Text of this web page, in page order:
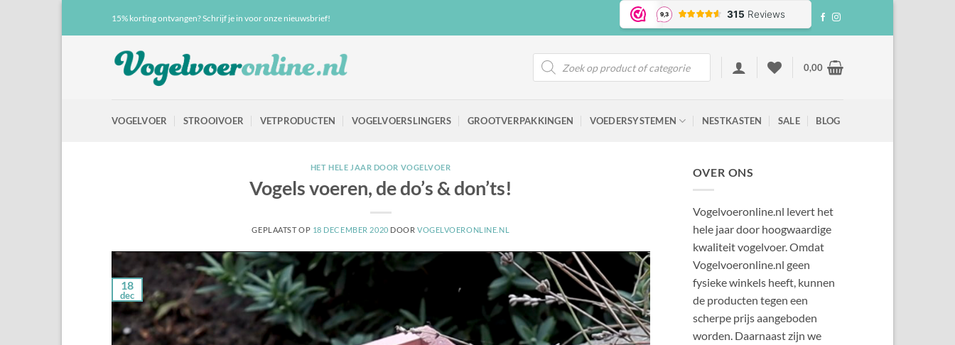
15% korting ontvangen? Schrijf je in voor onze nieuwsbrief!
Producten
zoeken
0,00
VOGELVOER STROOIVOER VETPRODUCTEN VOGELVOERSLINGERS GROOTVERPAKKINGEN VOEDERSYSTEMEN NESTKASTEN SALE BLOG
HET HELE JAAR DOOR VOGELVOER
Vogels voeren, de do’s & don’ts!
GEPLAATST OP 18 DECEMBER 2020 DOORVOGELVOERONLINE.NL
18
dec
OVER ONS
Vogelvoeronline.nl levert het
hele jaar door hoogwaardige
kwaliteit vogelvoer. Omdat
Vogelvoeronline.nl geen
fysieke winkels heeft, kunnen
de producten tegen een
scherpe prijs aangeboden
worden. Daarnaast zijn we